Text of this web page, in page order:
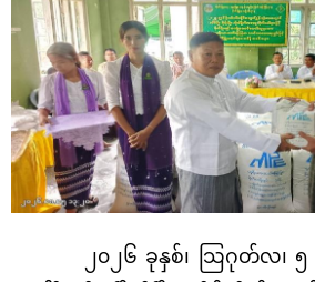
၂၀၂၆ ခုနှစ်၊ သြဂုတ်လ၊ ၅